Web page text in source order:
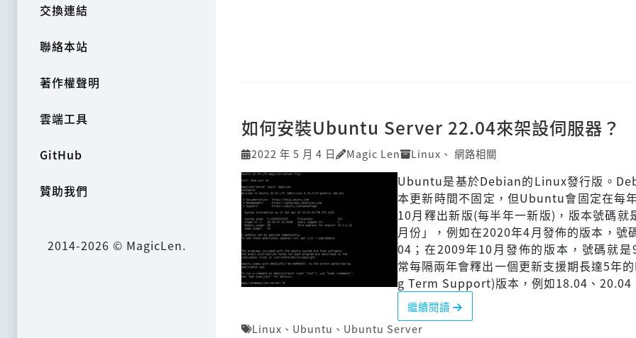
交換連結
聯絡本站
著作權聲明
雲端工具
GitHub
贊助我們
2014-2026 © MagicLen.
如何安裝Ubuntu Server 22.04來架設伺服器？
2022 年 5 月 4 日 Magic Len Linux 、 網路相關
Ubuntu是基於Debian的Linux發行版。
本更新時間不固定，但Ubuntu會固定在每
10月釋出新版(每半年一新版)，版本號碼就
月份」，例如在2020年4月發佈的版本，號
04；在2009年10月發佈的版本，號碼就是
常每隔兩年會釋出一個更新支援期長達5年
g Term Support)版本，例如18.04、20.04
繼續閱讀
Linux 、 Ubuntu 、 Ubuntu Server